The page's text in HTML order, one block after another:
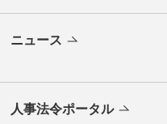
ニュース
人事法令ポータル